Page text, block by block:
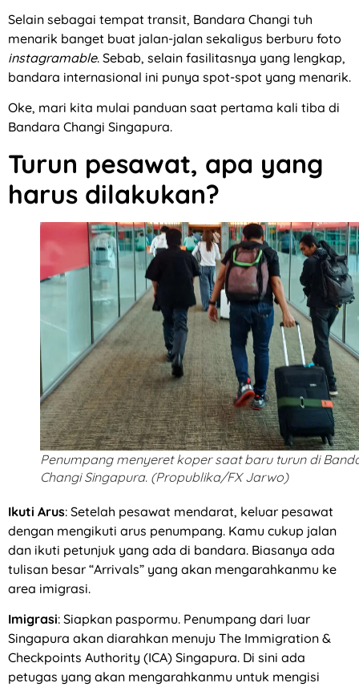
Selain sebagai tempat transit, Bandara Changi tuh
menarik banget buat jalan-jalan sekaligus berburu foto
instagramable. Sebab, selain fasilitasnya yang lengkap,
bandara internasional ini punya spot-spot yang menarik.
Oke, mari kita mulai panduan saat pertama kali tiba di
Bandara Changi Singapura.
Turun pesawat, apa yang
harus dilakukan?
Penumpang menyeret koper saat baru turun di
Changi Singapura. (Propublika/FX Jarwo)
Ikuti Arus: Setelah pesawat mendarat, keluar pesawat
dengan mengikuti arus penumpang. Kamu cukup jalan
dan ikuti petunjuk yang ada di bandara. Biasanya ada
tulisan besar “Arrivals” yang akan mengarahkanmu ke
area imigrasi.
Imigrasi: Siapkan paspormu. Penumpang dari luar
Singapura akan diarahkan menuju The Immigration &
Checkpoints Authority (ICA) Singapura. Di sini ada
petugas yang akan mengarahkanmu untuk mengisi